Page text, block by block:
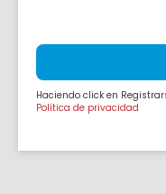
Haciendo click en
Política de privacidad